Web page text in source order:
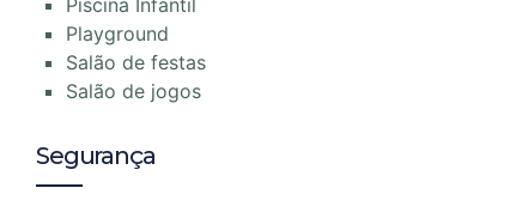
Piscina Infantil
Playground
Salão de festas
Salão de jogos
Segurança